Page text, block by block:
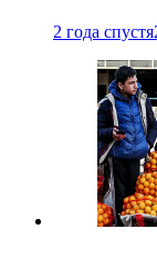
2 года спустя